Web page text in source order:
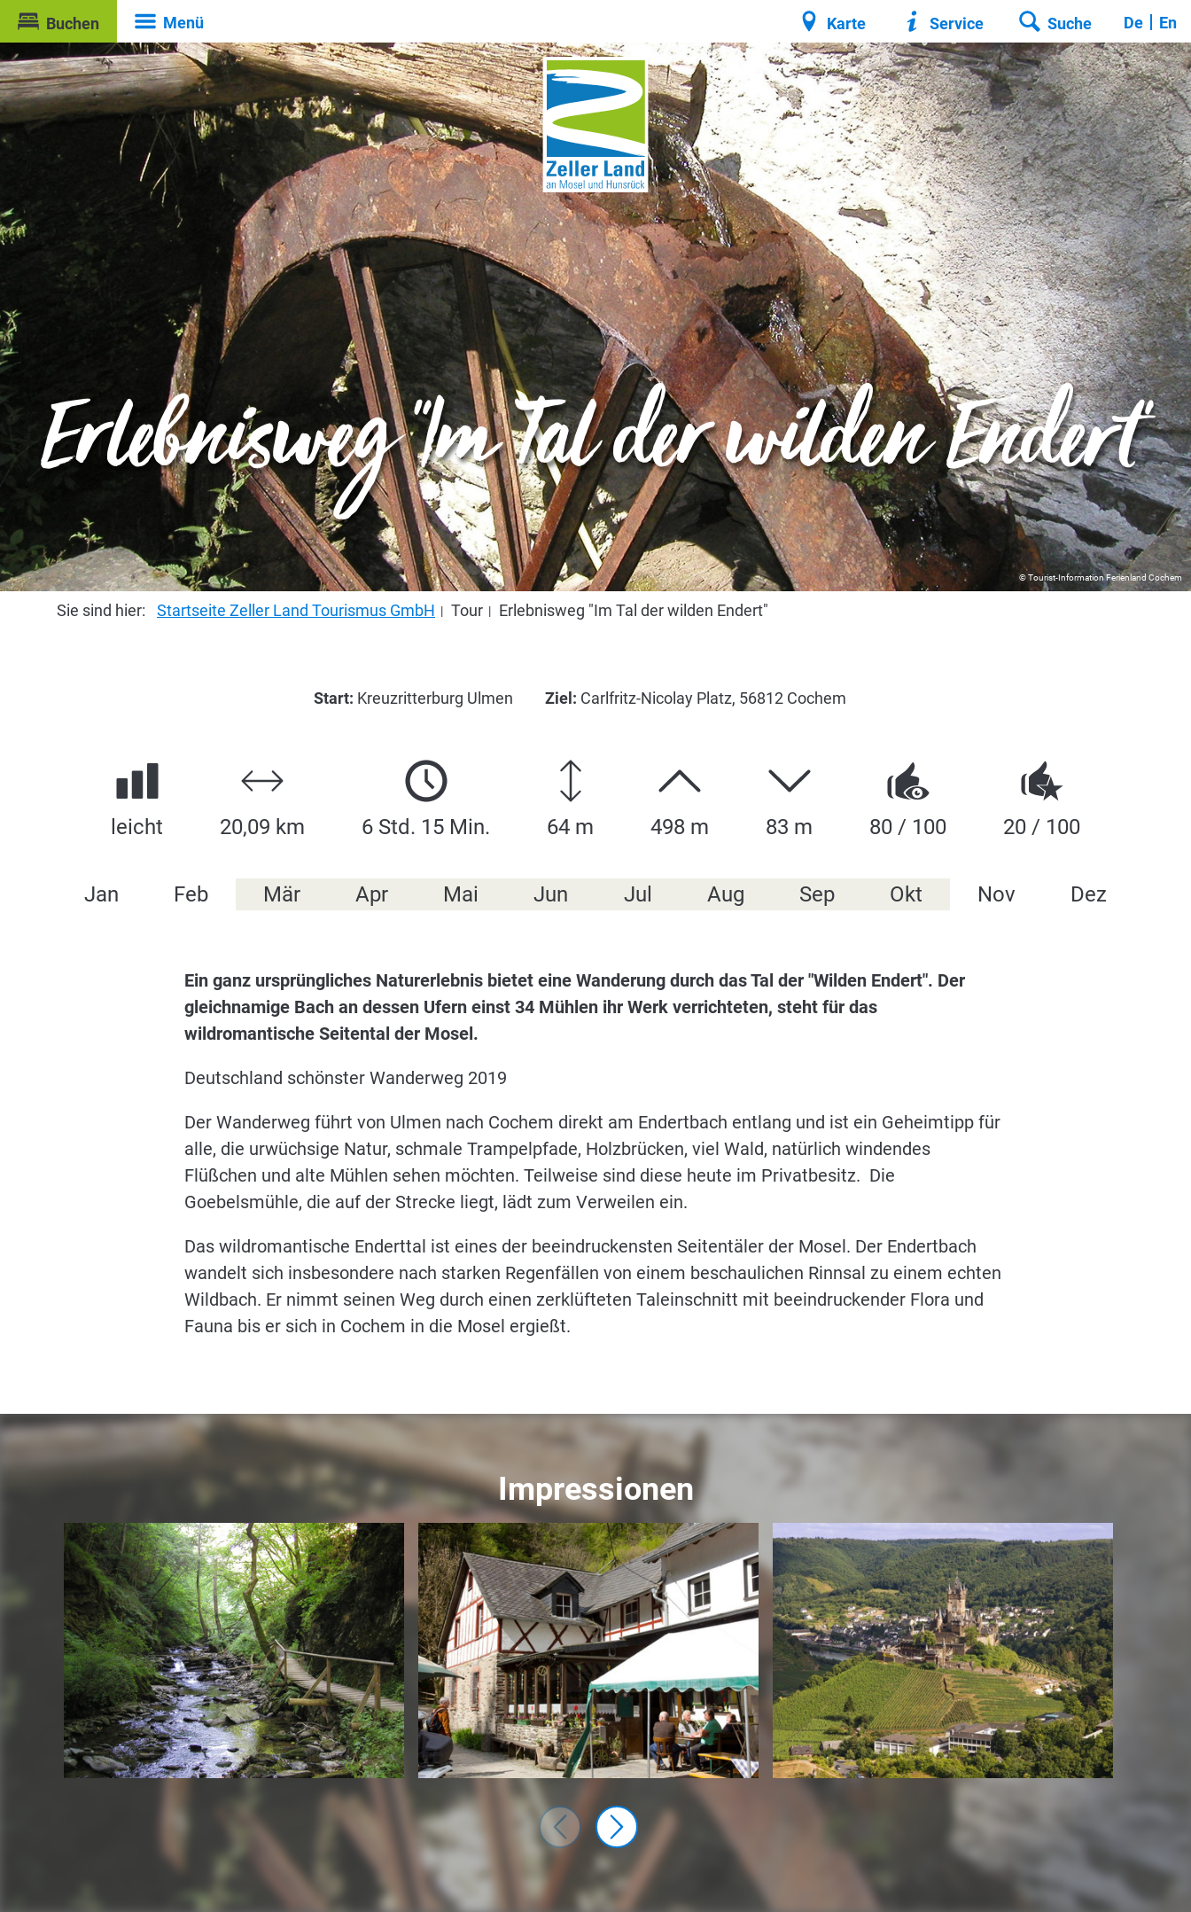
Buchen Menü Karte Service Suche De En
© Tourist-Information Ferienland Cochem
Erlebnisweg "Im Tal der wilden Endert"
Sie sind hier: Startseite Zeller Land Tourismus GmbH Tour Erlebnisweg "Im Tal der wilden Endert"
Start: Kreuzritterburg Ulmen Ziel: Carlfritz-Nicolay Platz, 56812 Cochem
leicht 20,09 km 6 Std. 15 Min. 64 m 498 m 83 m 80 / 100 20 / 100
Jan Feb Mär Apr Mai Jun Jul Aug Sep Okt Nov Dez
Ein ganz ursprüngliches Naturerlebnis bietet eine Wanderung durch das Tal der "Wilden Endert". Der
gleichnamige Bach an dessen Ufern einst 34 Mühlen ihr Werk verrichteten, steht für das
wildromantische Seitental der Mosel.
Deutschland schönster Wanderweg 2019
Der Wanderweg führt von Ulmen nach Cochem direkt am Endertbach entlang und ist ein Geheimtipp für
alle, die urwüchsige Natur, schmale Trampelpfade, Holzbrücken, viel Wald, natürlich windendes
Flüßchen und alte Mühlen sehen möchten. Teilweise sind diese heute im Privatbesitz. Die
Goebelsmühle, die auf der Strecke liegt, lädt zum Verweilen ein.
Das wildromantische Enderttal ist eines der beeindruckensten Seitentäler der Mosel. Der Endertbach
wandelt sich insbesondere nach starken Regenfällen von einem beschaulichen Rinnsal zu einem echten
Wildbach. Er nimmt seinen Weg durch einen zerklüfteten Taleinschnitt mit beeindruckender Flora und
Fauna bis er sich in Cochem in die Mosel ergießt.
Impressionen